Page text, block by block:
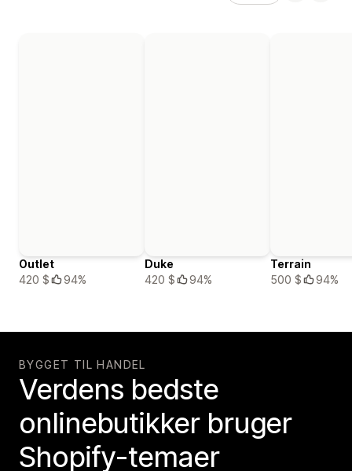
Outlet
420 $
94%
Duke
420 $
94%
Terrain
500 $
94%
BYGGET TIL HANDEL
Verdens bedste
onlinebutikker bruger
Shopify-temaer